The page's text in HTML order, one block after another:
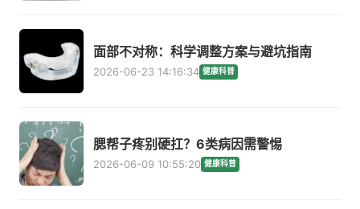
面部不对称：科学调整方案与避坑指南
2026-06-23 14:16:34 健康科普
腮帮子疼别硬扛？6类病因需警惕
2026-06-09 10:55:20 健康科普